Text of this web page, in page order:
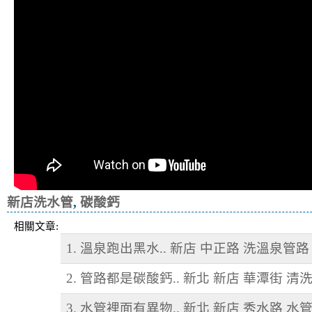
新店洗水管, 碳酸鈣
相關文章:
1. 溫泉跑出黑水.. 新店 中正路 洗溫泉管路
2. 管路都是碳酸鈣.. 新北 新店 華潭街 清
3. 水管裡面有異物.. 新北 新店 秀水路 水